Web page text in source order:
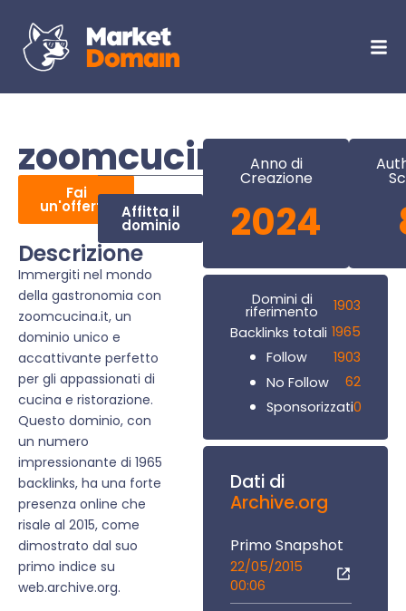
zoomcucina.it
Fai
un'offerta Affitta il
dominio
Descrizione
Immergiti nel mondo
della gastronomia con
zoomcucina.it, un
dominio unico e
accattivante perfetto
per gli appassionati di
cucina e ristorazione.
Questo dominio, con
un numero
impressionante di 1965
backlinks, ha una forte
presenza online che
risale al 2015, come
dimostrato dal suo
primo indice su
web.archive.org.
Anno di
Creazione
2024
Domini di
riferimento
1903
Backlinks totali 1965
Follow
1903
No Follow
62
Sponsorizzati0
Dati di
Archive.org
Primo Snapshot
22/05/2015
00:06